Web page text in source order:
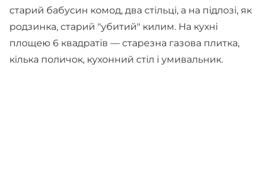
старий бабусин комод, два стільці, а на підлозі, як
родзинка, старий "убитий" килим. На кухні
площею 6 квадратів — старезна газова плитка,
кілька поличок, кухонний стіл і умивальник.